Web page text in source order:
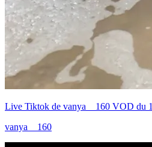
Live Tiktok de vanya__160 VOD du
vanya__160